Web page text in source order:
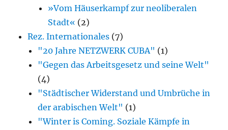
»Vom Häuserkampf zur neoliberalen
Stadt« (2)
Rez. Internationales (7)
"20 Jahre NETZWERK CUBA" (1)
"Gegen das Arbeitsgesetz und seine Welt"
(4)
"Städtischer Widerstand und Umbrüche in
der arabischen Welt" (1)
"Winter is Coming. Soziale Kämpfe in